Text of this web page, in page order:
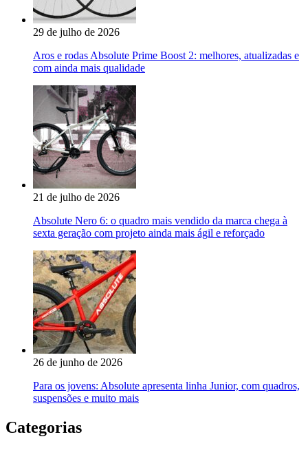
29 de julho de 2026
Aros e rodas Absolute Prime Boost 2: melhores, atualizadas e
com ainda mais qualidade
21 de julho de 2026
Absolute Nero 6: o quadro mais vendido da marca chega à
sexta geração com projeto ainda mais ágil e reforçado
26 de junho de 2026
Para os jovens: Absolute apresenta linha Junior, com quadros,
suspensões e muito mais
Categorias